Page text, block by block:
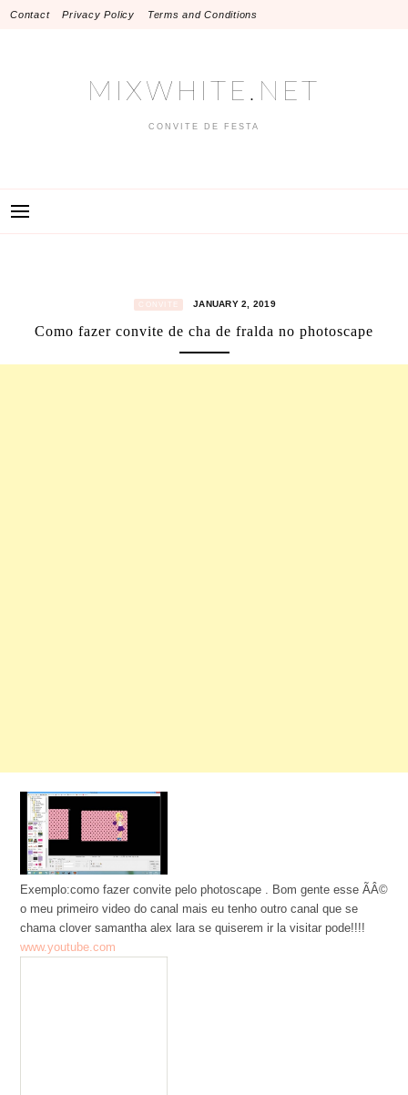
SkipContact Privacy Policy Terms and Conditions
MIXWHITE.NET
CONVITE DE FESTA
CONVITE JANUARY 2, 2019
Como fazer convite de cha de fralda no photoscape
Exemplo:como fazer convite pelo photoscape . Bom gente esse ÃÂ©
o meu primeiro video do canal mais eu tenho outro canal que se
chama clover samantha alex lara se quiserem ir la visitar pode!!!!
www.youtube.com